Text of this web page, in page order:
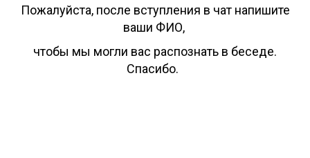
Пожалуйста, после вступления в чат напишите
ваши ФИО,
чтобы мы могли вас распознать в беседе.
Спасибо.